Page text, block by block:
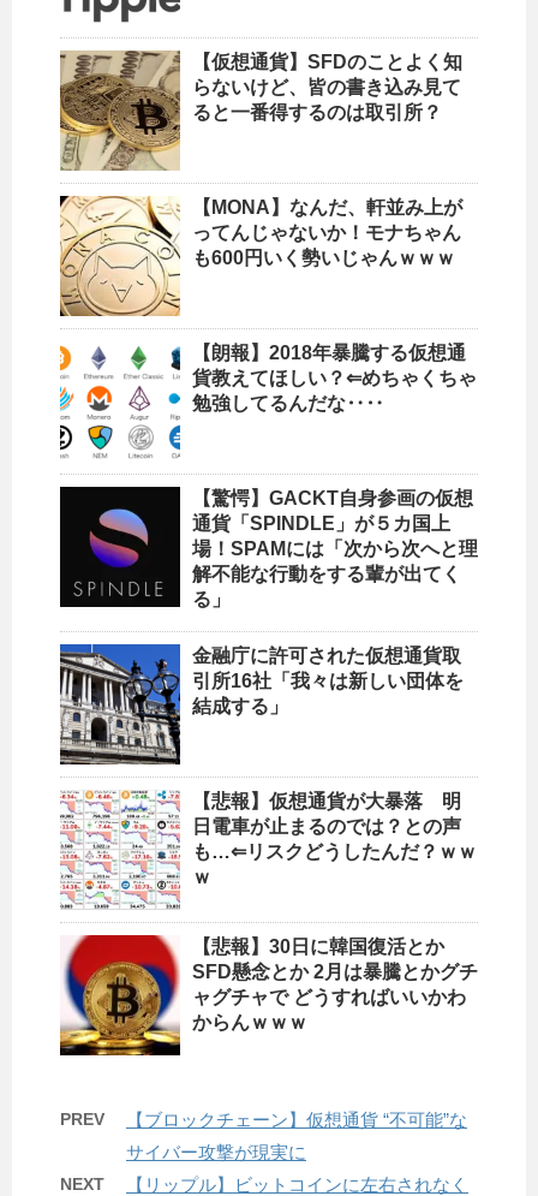
【仮想通貨】SFDのことよく知
らないけど、皆の書き込み見て
ると一番得するのは取引所？
【MONA】なんだ、軒並み上が
ってんじゃないか！モナちゃん
も600円いく勢いじゃんｗｗｗ
【朗報】2018年暴騰する仮想通
貨教えてほしい？⇐めちゃくちゃ
勉強してるんだな‥‥
【驚愕】GACKT自身参画の仮想
通貨「SPINDLE」が５カ国上
場！SPAMには「次から次へと理
解不能な行動をする輩が出てく
る」
金融庁に許可された仮想通貨取
引所16社「我々は新しい団体を
結成する」
【悲報】仮想通貨が大暴落 明
日電車が止まるのでは？との声
も…⇐リスクどうしたんだ？ｗｗ
ｗ
【悲報】30日に韓国復活とか
SFD懸念とか 2月は暴騰とかグチ
ャグチャで どうすればいいかわ
からんｗｗｗ
PREV
【ブロックチェーン】仮想通貨 “不可能”な
サイバー攻撃が現実に
NEXT
【リップル】ビットコインに左右されなく